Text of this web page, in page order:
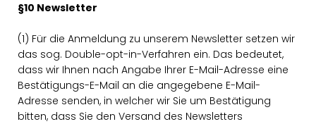
§10 Newsletter
(1) Für die Anmeldung zu unserem Newsletter setzen wir
das sog. Double-opt-in-Verfahren ein. Das bedeutet,
dass wir Ihnen nach Angabe Ihrer E-Mail-Adresse eine
Bestätigungs-E-Mail an die angegebene E-Mail-
Adresse senden, in welcher wir Sie um Bestätigung
bitten, dass Sie den Versand des Newsletters